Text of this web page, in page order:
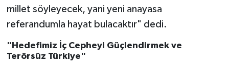
millet söyleyecek, yani yeni anayasa
referandumla hayat bulacaktır" dedi.
"Hedefimiz İç Cepheyi Güçlendirmek ve
Terörsüz Türkiye"